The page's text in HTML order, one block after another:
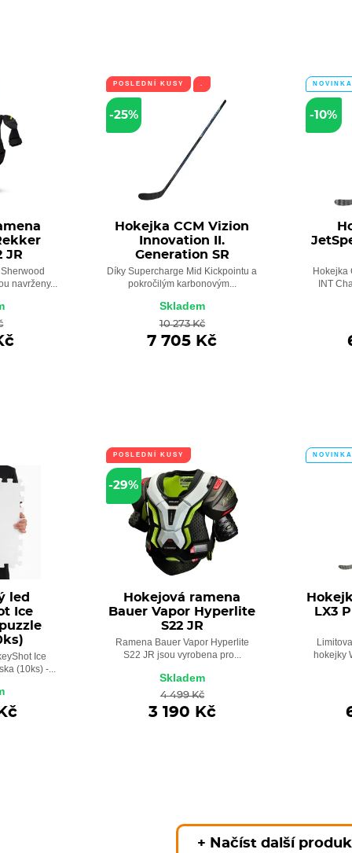
JR
navrženy...
POSLEDNÍ KUSY .
-25%
Hokejka CCM Vizion
Innovation II.
Generation SR
Díky Supercharge Mid Kickpointu a
pokročilým karbonovým...
Skladem
10 273 Kč
7 705 Kč
-10%
Hokejka
INT
led
Ice
Ice
(10ks) -...
POSLEDNÍ KUSY
-29%
Hokejová ramena
Bauer Vapor Hyperlite
S22 JR
Ramena Bauer Vapor Hyperlite
S22 JR jsou vyrobena pro...
Skladem
4 499 Kč
3 190 Kč
LX3
hokejky
+ Načíst další